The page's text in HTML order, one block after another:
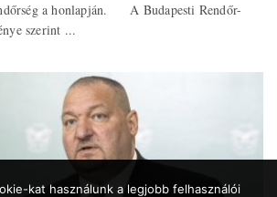
a honlapján. A Budapesti Rendőr-
szerint ...
kat használunk a legjobb felhasználói